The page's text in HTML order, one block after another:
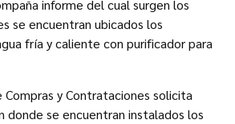
informe del cual surgen los
se encuentran ubicados los
fría y caliente con purificador para
Compras y Contrataciones solicita
donde se encuentran instalados los